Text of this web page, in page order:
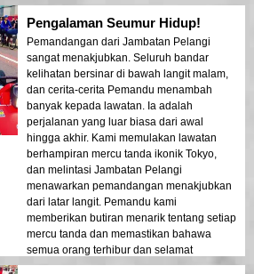
Cahaya bandar yang memantulkan di teluk
mencipta suasana seperti mimpi yang
meninggalkan kesan yang mendalam.
Lawatan ini adalah ideal untuk pengunjung
kali pertama yang ingin merasai gabungan
pengembaraan dan pemandangan.
Kontras antara struktur moden Tokyo dan
kawasan bersejarah dipamerkan dengan
indah dalam cahaya malam. Saya sangat
mengesyorkan lawatan ini kepada sesiapa
sahaja!
Pengalaman Seumur Hidup!
Pemandangan dari Jambatan Pelangi
sangat menakjubkan. Seluruh bandar
kelihatan bersinar di bawah langit malam,
dan cerita-cerita Pemandu menambah
banyak kepada lawatan. Ia adalah
perjalanan yang luar biasa dari awal
hingga akhir. Kami memulakan lawatan
berhampiran mercu tanda ikonik Tokyo,
dan melintasi Jambatan Pelangi
menawarkan pemandangan menakjubkan
dari latar langit. Pemandu kami
memberikan butiran menarik tentang setiap
mercu tanda dan memastikan bahawa
semua orang terhibur dan selamat
sepanjang pengalaman itu. Cahaya